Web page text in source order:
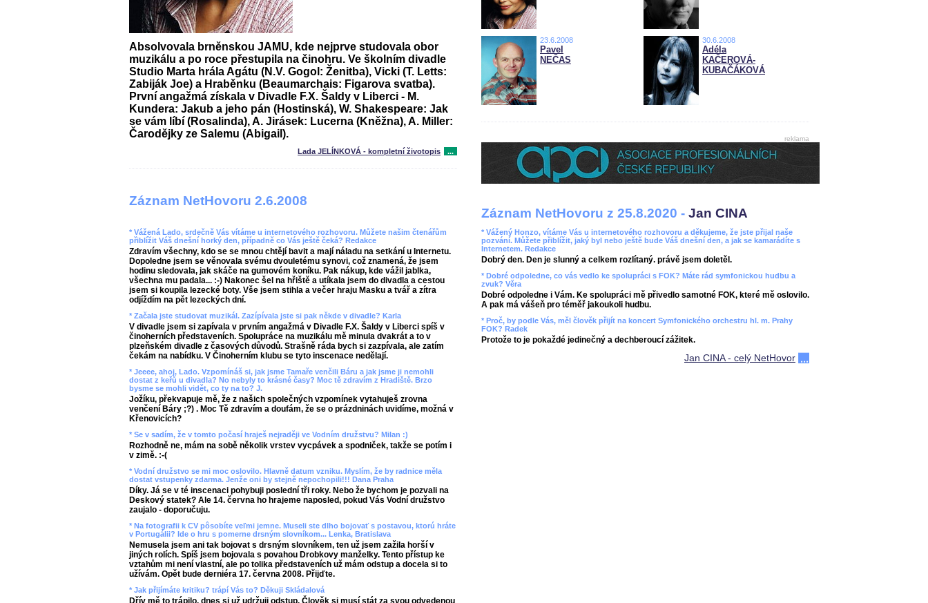
Absolvovala brněnskou JAMU, kde nejprve studovala obor
muzikálu a po roce přestupila na činohru. Ve školním divadle
Studio Marta hrála Agátu (N.V. Gogol: Ženitba), Vicki (T. Letts:
Zabiják Joe) a Hraběnku (Beaumarchais: Figarova svatba).
První angažmá získala v Divadle F.X. Šaldy v Liberci - M.
Kundera: Jakub a jeho pán (Hostinská), W. Shakespeare: Jak
se vám líbí (Rosalinda), A. Jirásek: Lucerna (Kněžna), A. Miller:
Čarodějky ze Salemu (Abigail).
Lada JELÍNKOVÁ - kompletní životopis ...
Záznam NetHovoru 2.6.2008
* Vážená Lado, srdečně Vás vítáme u internetového rozhovoru. Můžete našim čtenářům
přiblížit Váš dnešní horký den, případně co Vás ještě čeká? Redakce
Zdravím všechny, kdo se se mnou chtějí bavit a mají náladu na setkání u Internetu.
Dopoledne jsem se věnovala svému dvouletému synovi, což znamená, že jsem
hodinu sledovala, jak skáče na gumovém koníku. Pak nákup, kde vážil jablka,
všechna mu padala... :-) Nakonec šel na hřiště a utíkala jsem do divadla a cestou
jsem si koupila lezecké boty. Vše jsem stihla a večer hraju Masku a tvář a zítra
odjíždím na pět lezeckých dní.
* Začala jste studovat muzikál. Zazípívala jste si pak někde v divadle? Karla
V divadle jsem si zapívala v prvním angažmá v Divadle F.X. Šaldy v Liberci spíš v
činoherních představeních. Spolupráce na muzikálu mě minula dvakrát a to v
plzeňském divadle z časových důvodů. Strašně ráda bych si zazpívala, ale zatím
čekám na nabídku. V Činoherním klubu se tyto inscenace nedělají.
* Jeeee, ahoj, Lado. Vzpomínáš si, jak jsme Tamaře venčili Báru a jak jsme ji nemohli
dostat z keřů u divadla? No nebyly to krásné časy? Moc tě zdravím z Hradiště. Brzo
bysme se mohli vidět, co ty na to? J.
Jožíku, překvapuje mě, že z našich společných vzpomínek vytahuješ zrovna
venčení Báry ;?) . Moc Tě zdravím a doufám, že se o prázdninách uvidíme, možná v
Křenovicích?
* Se v sadím, že v tomto počasí hraješ nejraději ve Vodním družstvu? Milan :)
Rozhodně ne, mám na sobě několik vrstev vycpávek a spodniček, takže se potím i
v zimě. :-(
* Vodní družstvo se mi moc oslovilo. Hlavně datum vzniku. Myslím, že by radnice měla
dostat vstupenky zdarma. Jenže oni by stejně nepochopili!!! Dana Praha
Díky. Já se v té inscenaci pohybuji poslední tři roky. Nebo že bychom je pozvali na
Deskový statek? Ale 14. června ho hrajeme naposled, pokud Vás Vodní družstvo
zaujalo - doporučuju.
* Na fotografii k CV pôsobíte veľmi jemne. Museli ste dlho bojovať s postavou, ktorú hráte
v Portugálii? Ide o hru s pomerne drsným slovníkom... Lenka, Bratislava
Nemusela jsem ani tak bojovat s drsným slovníkem, ten už jsem zažila horší v
jiných rolích. Spíš jsem bojovala s povahou Drobkovy manželky. Tento přístup ke
vztahům mi není vlastní, ale po tolika představeních už mám odstup a docela si to
užívám. Opět bude derniéra 17. června 2008. Přijďte.
* Jak přijímáte kritiku? trápí Vás to? Děkuji Skládalová
Dřív mě to trápilo, dnes si už udržuji odstup. Člověk si musí stát za svou odvedenou
23.6.2008
Pavel
NEČAS
30.6.2008
Adéla
KAČEROVÁ-
KUBAČÁKOVÁ
reklama
Záznam NetHovoru z 25.8.2020 - Jan CINA
* Vážený Honzo, vítáme Vás u internetového rozhovoru a děkujeme, že jste přijal naše
pozvání. Můžete přiblížit, jaký byl nebo ještě bude Váš dnešní den, a jak se kamarádíte s
Internetem. Redakce
Dobrý den. Den je slunný a celkem rozlítaný. právě jsem doletěl.
* Dobré odpoledne, co vás vedlo ke spolupráci s FOK? Máte rád symfonickou hudbu a
zvuk? Věra
Dobré odpoledne i Vám. Ke spolupráci mě přivedlo samotné FOK, které mě oslovilo.
A pak má vášeň pro téměř jakoukoli hudbu.
* Proč, by podle Vás, měl člověk přijít na koncert Symfonického orchestru hl. m. Prahy
FOK? Radek
Protože to je pokaždé jedinečný a dechberoucí zážitek.
Jan CINA - celý NetHovor